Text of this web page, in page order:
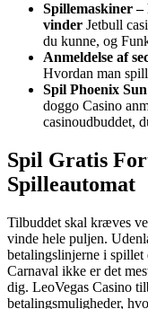
Spillemaskiner
vinder Jetbull
du kunne, og
Anmeldelse af
Hvordan man
Spil Phoenix
doggo Casino
casinoudbuddet,
Spil Gratis
Spilleautomat
Tilbuddet skal kræves
vinde hele puljen.
betalingslinjerne i spillet
Carnaval ikke er det
dig. LeoVegas Casino
betalingsmuligheder,